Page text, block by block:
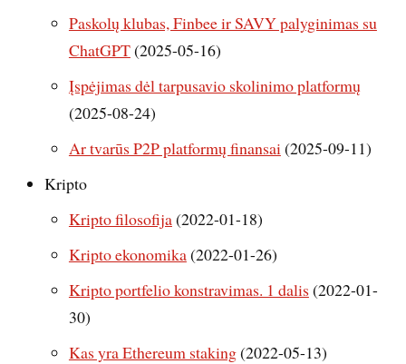
Paskolų klubas, Finbee ir SAVY palyginimas su
ChatGPT(2025-05-16)
Įspėjimas dėl tarpusavio skolinimo platformų
(2025-08-24)
Ar tvarūs P2P platformų finansai(2025-09-11)
Kripto
Kripto filosofija(2022-01-18)
Kripto ekonomika(2022-01-26)
Kripto portfelio konstravimas. 1 dalis (2022-01-
30)
Kas yra Ethereum staking(2022-05-13)